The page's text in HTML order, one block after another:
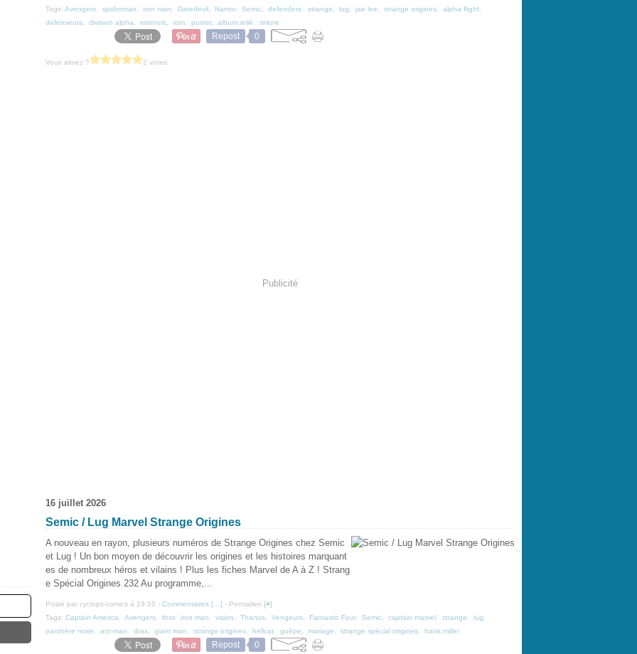
Tags: Avengers spiderman iron man Daredevil Namor, Semic defenders strange lug jae lee strange origines alpha flight
défenseurs
division alpha eternels rom poster, album relié reliure
Repost 0
Vous aimez ? 2 votes
Publicité
16 juillet 2026
Semic / Lug Marvel Strange Origines
A nouveau en rayon, plusieurs numéros de Strange Origines chez Semic
et Lug ! Un bon moyen de découvrir les origines et les histoires marquant
es de nombreux héros et vilains ! Plus les fiches Marvel de A à Z ! Strang
e Spécial Origines 232 Au programme,...
Posté par cyclops-comics à 19:10 - Commentaires [ ] - Permalien [#]
Tags: Captain America Avengers thor, iron man vision Thanos Vengeurs Fantastic Four, Semic captain marvel strange lug
panthère noire
ant-man drax giant man strange origines hellcat guêpe mariage strange spécial origines frank miller
Repost 0